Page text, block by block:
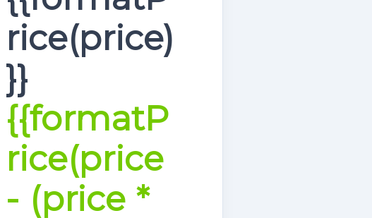
rice(price)
}}
{{formatP
rice(price
- (price *